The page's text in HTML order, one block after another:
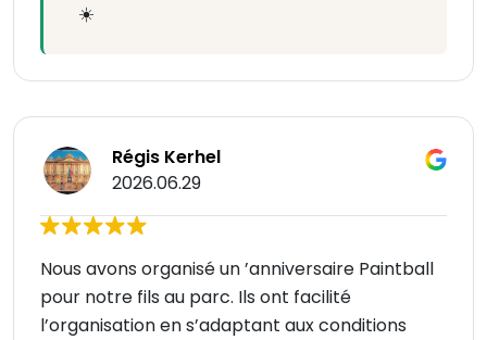
☀️
Régis Kerhel
2026.06.29
Nous avons organisé un ’anniversaire Paintball
pour notre fils au parc. Ils ont facilité
l’organisation en s’adaptant aux conditions